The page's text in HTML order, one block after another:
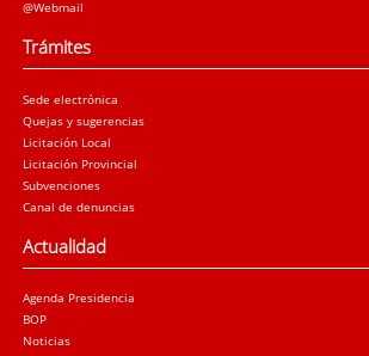
@Webmail
Trámites
Sede electrónica
Quejas y sugerencias
Licitación Local
Licitación Provincial
Subvenciones
Canal de denuncias
Actualidad
Agenda Presidencia
BOP
Noticias